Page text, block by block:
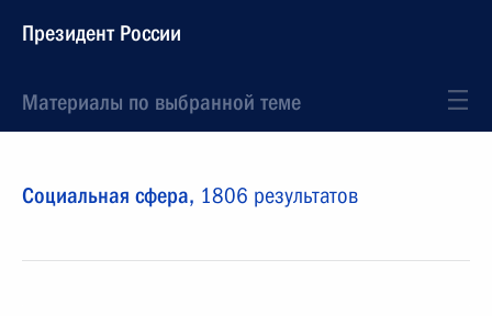
Президент России
Материалы по выбранной теме
Социальная сфера, 1806 результатов